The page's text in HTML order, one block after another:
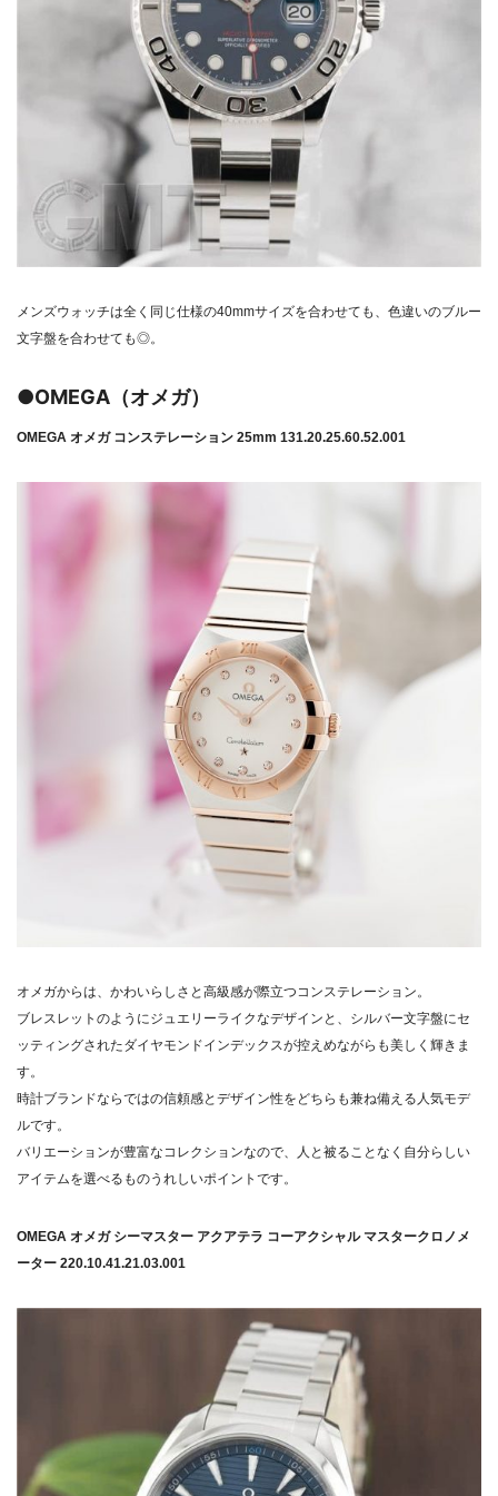
メンズウォッチは全く同じ仕様の40mmサイズを合わせても、色違いのブルー
文字盤を合わせても◎。
●OMEGA（オメガ）
OMEGA オメガ コンステレーション 25mm 131.20.25.60.52.001
オメガからは、かわいらしさと高級感が際立つコンステレーション。
ブレスレットのようにジュエリーライクなデザインと、シルバー文字盤にセ
ッティングされたダイヤモンドインデックスが控えめながらも美しく輝きま
す。
時計ブランドならではの信頼感とデザイン性をどちらも兼ね備える人気モデ
ルです。
バリエーションが豊富なコレクションなので、人と被ることなく自分らしい
アイテムを選べるものうれしいポイントです。
OMEGA オメガ シーマスター アクアテラ コーアクシャル マスタークロノメ
ーター 220.10.41.21.03.001